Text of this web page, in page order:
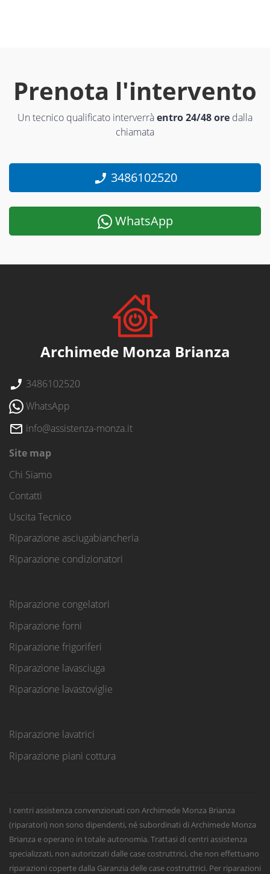
Prenota l'intervento
Un tecnico qualificato interverràentro 24/48 ore dalla
chiamata
3486102520
WhatsApp
Archimede Monza Brianza
3486102520
WhatsApp
info@assistenza-monza.it
Site map
Chi Siamo
Contatti
Uscita Tecnico
Riparazione asciugabiancheria
Riparazione condizionatori
Riparazione congelatori
Riparazione forni
Riparazione frigoriferi
Riparazione lavasciuga
Riparazione lavastoviglie
Riparazione lavatrici
Riparazione piani cottura
I centri assistenza convenzionati con Archimede Monza Brianza
(riparatori) non sono dipendenti, né subordinati di Archimede Monza
Brianza e operano in totale autonomia. Trattasi di centri assistenza
specializzati, non autorizzati dalle case costruttrici, che non effettuano
riparazioni coperte dalla Garanzia delle case costruttrici. Per riparazioni